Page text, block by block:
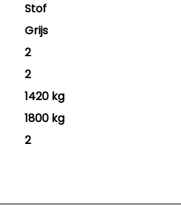
Stof
Grijs
2
2
1420 kg
1800 kg
2